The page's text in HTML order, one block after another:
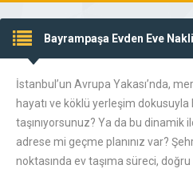
Bayrampaşa Evden Eve
İstanbul’un Avrupa Yakası’nda,
hayatı ve köklü yerleşim dokusuyla
taşınıyorsunuz? Ya da bu dinamik
adrese mi geçme planınız var?
noktasında ev taşıma süreci,